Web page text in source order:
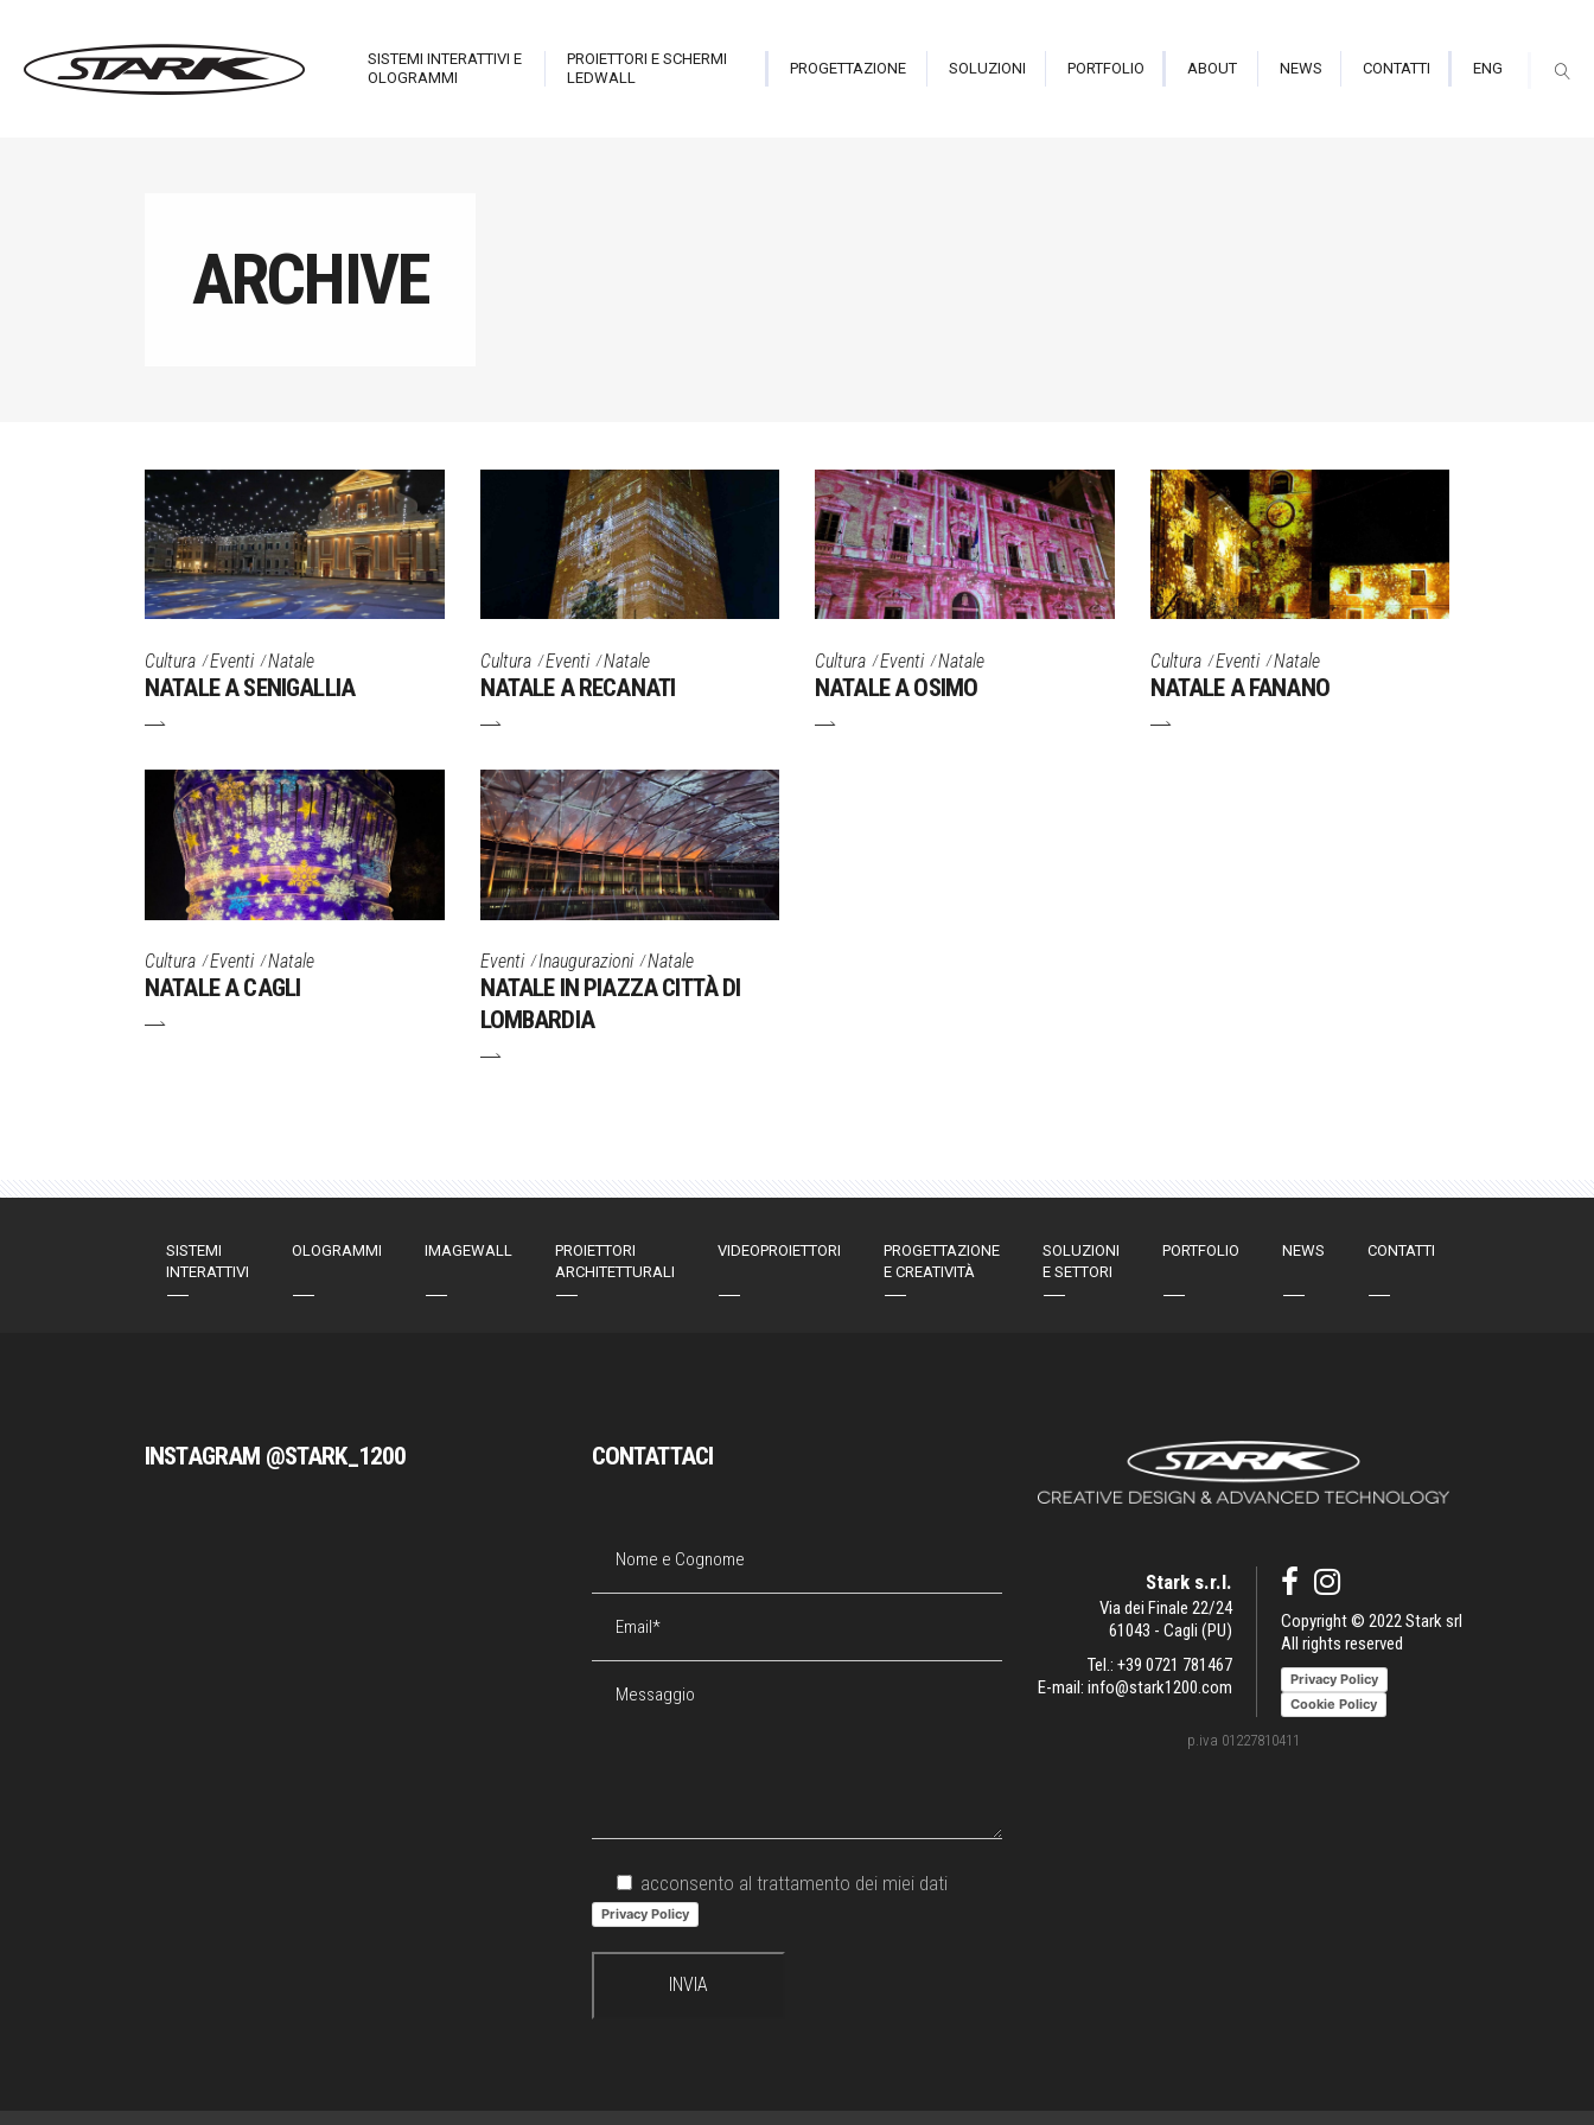
SISTEMI INTERATTIVI E
OLOGRAMMI
PROIETTORI E SCHERMI
LEDWALL
Arredi Tecnologici
PROGETTAZIONE SOLUZIONI PORTFOLIO ABOUT NEWS CONTATTI ENG
ARCHIVE
Cultura Eventi Natale
NATALE A SENIGALLIA
Cultura Eventi Natale
NATALE A RECANATI
Cultura Eventi Natale
NATALE A OSIMO
Cultura Eventi Natale
NATALE A FANANO
Cultura Eventi Natale
NATALE A CAGLI
Eventi Inaugurazioni Natale
NATALE IN PIAZZA CITTÀ DI
LOMBARDIA
SISTEMI
INTERATTIVI
OLOGRAMMI IMAGEWALL
PROIETTORI
ARCHITETTURALI
VIDEOPROIETTORI
PROGETTAZIONE
E CREATIVITÀ
SOLUZIONI
E SETTORI
PORTFOLIO NEWS CONTATTI
INSTAGRAM @STARK_1200 CONTATTACI
acconsento al trattamento dei miei dati
Privacy Policy
Stark s.r.l.
Via dei Finale 22/24
61043 - Cagli (PU)
Tel.:+39 0721 781467
E-mail:info@stark1200.com
Copyright © 2022 Stark srl
All rights reserved
Privacy Policy
Cookie Policy
p.iva 01227810411